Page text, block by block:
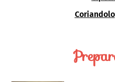
Coriandolo